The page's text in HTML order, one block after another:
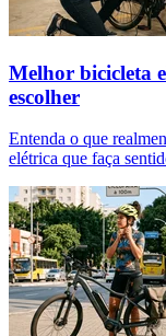
Melhor bicicleta
escolher
Entenda o que
elétrica que faça